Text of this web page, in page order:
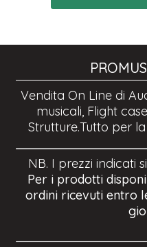
Vendita On Line di
musicali, Flight
Strutture.Tutto per
NB. I prezzi indicati
Per i prodotti
ordini ricevuti entro